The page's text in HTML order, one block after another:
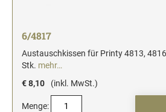
6/4817
Austauschkissen für Printy 4813,
Stk. mehr…
€ 8,10
(inkl. MwSt.)
Menge: